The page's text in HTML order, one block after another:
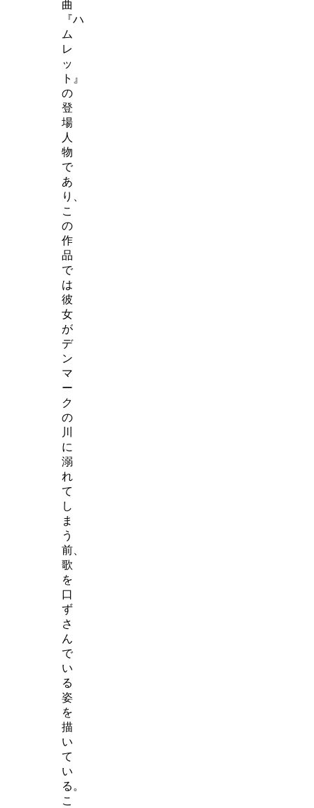
曲
『ハ
ム
レ
ッ
ト』
の
登
場
人
物
で
あ
り、
こ
の
作
品
で
は
彼
女
が
デ
ン
マ
ー
ク
の
川
に
溺
れ
て
し
ま
う
前、
歌
を
口
ず
さ
ん
で
い
る
姿
を
描
い
て
い
る。
こ